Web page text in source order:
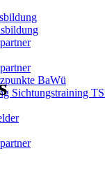
BaWü
Sichtungstraining